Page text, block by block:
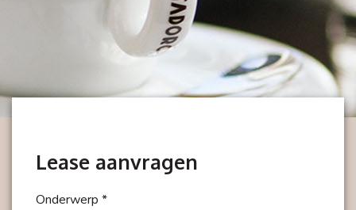
Lease aanvragen
Onderwerp *